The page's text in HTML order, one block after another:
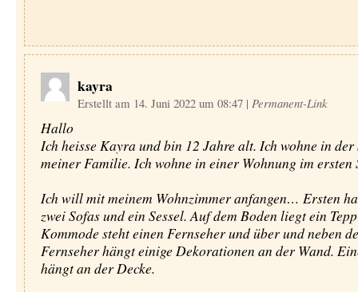
kayra
Erstellt am 14. Juni 2022 um 08:47 | Permanent-Link
Hallo
Ich heisse Kayra und bin 12 Jahre alt. Ich wohne in der
meiner Familie. Ich wohne in einer Wohnung im ersten
Ich will mit meinem Wohnzimmer anfangen… Ersten
zwei Sofas und ein Sessel. Auf dem Boden liegt ein
Kommode steht einen Fernseher und über und neben
Fernseher hängt einige Dekorationen an der Wand.
hängt an der Decke.